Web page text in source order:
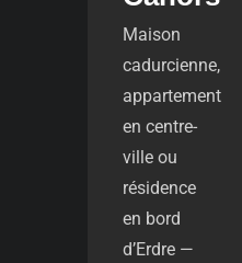
Maison
cadurcienne,
appartement
en centre-
ville ou
résidence
en bord
d’Erdre —